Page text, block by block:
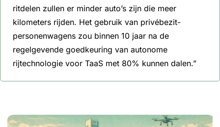
ritdelen zullen er minder auto’s zijn die meer
kilometers rijden. Het gebruik van privébezit-
personenwagens zou binnen 10 jaar na de
regelgevende goedkeuring van autonome
rijtechnologie voor TaaS met 80% kunnen dalen.”